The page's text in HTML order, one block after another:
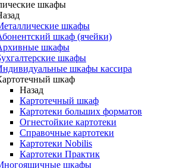
шкафы
шкафы
шкаф (ячейки)
шкафы
шкафы
шкафы кассира
шкаф
Назад
Картотечный шкаф
Картотеки больших форматов
Огнестойкие картотеки
Справочные картотеки
Картотеки Nobilis
Картотеки Практик
шкафы